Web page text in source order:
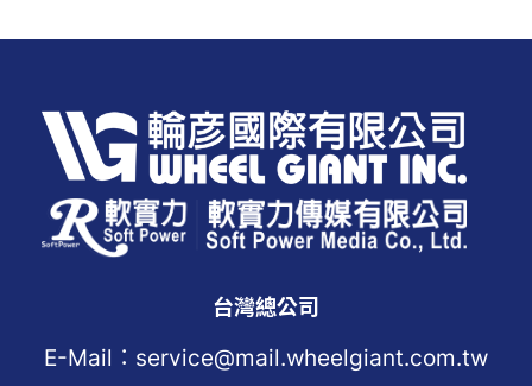
台灣總公司
E-Mail：service@mail.wheelgiant.com.tw